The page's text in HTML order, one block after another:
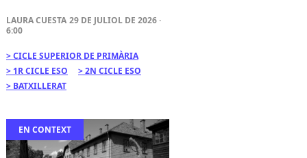
LAURA CUESTA 29 DE JULIOL DE 2026 ·
6:00
CICLE SUPERIOR DE PRIMÀRIA
1R CICLE ESO
2N CICLE ESO
BATXILLERAT
EN CONTEXT